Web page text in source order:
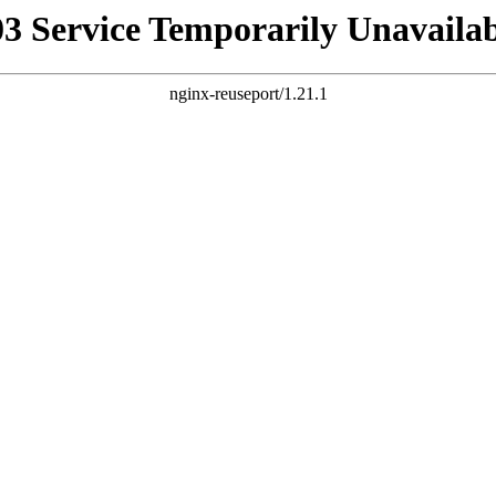
Service Temporarily
nginx-reuseport/1.21.1